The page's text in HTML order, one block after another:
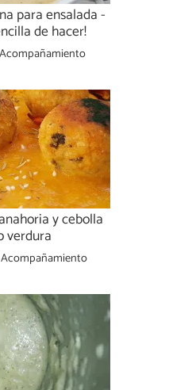
para ensalada -
de hacer!
Acompañamiento
y cebolla
verdura
Acompañamiento